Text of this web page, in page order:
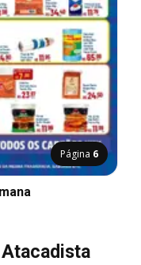
Página 6